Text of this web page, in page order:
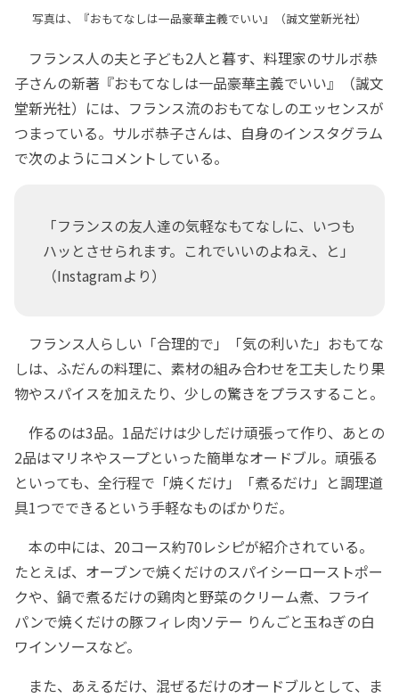
写真は、『おもてなしは一品豪華主義でいい』（誠文堂新光社）
フランス人の夫と子ども2人と暮す、料理家のサルボ恭
子さんの新著『おもてなしは一品豪華主義でいい』（誠文
堂新光社）には、フランス流のおもてなしのエッセンスが
つまっている。サルボ恭子さんは、自身のインスタグラム
で次のようにコメントしている。
「フランスの友人達の気軽なもてなしに、いつも
ハッとさせられます。これでいいのよねえ、と」
（Instagramより）
フランス人らしい「合理的で」「気の利いた」おもてな
しは、ふだんの料理に、素材の組み合わせを工夫したり果
物やスパイスを加えたり、少しの驚きをプラスすること。
作るのは3品。1品だけは少しだけ頑張って作り、あとの
2品はマリネやスープといった簡単なオードブル。頑張る
といっても、全行程で「焼くだけ」「煮るだけ」と調理道
具1つでできるという手軽なものばかりだ。
本の中には、20コース約70レシピが紹介されている。
たとえば、オーブンで焼くだけのスパイシーローストポー
クや、鍋で煮るだけの鶏肉と野菜のクリーム煮、フライ
パンで焼くだけの豚フィレ肉ソテー りんごと玉ねぎの白
ワインソースなど。
また、あえるだけ、混ぜるだけのオードブルとして、ま